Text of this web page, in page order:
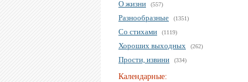
О жизни (557)
Разнообразные (1351)
Со стихами (1119)
Хороших выходных (262)
Прости, извини (334)
Календарные: